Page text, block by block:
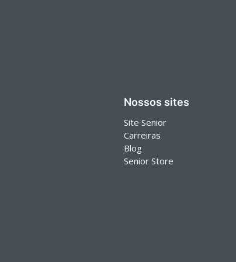
Nossos sites
Site Senior
Carreiras
Blog
Senior Store